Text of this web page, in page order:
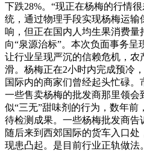
下跌28%。“现正在杨梅的行情
统，通过物理手段实现杨梅运
响，但正在国内人均生果消费
向“泉源治标”。本次负面事务
让行业呈现严沉的信赖危机，
滑。杨梅正在2小时内完成预冷
国际内的商家们曾经起头忙碌
一些售卖杨梅的批发商那里领
似“三无”甜味剂的行为，数年
待检测成果。一些杨梅批发商
随后来到西郊国际的货车入口
现患凸起。是目前行业正轨做